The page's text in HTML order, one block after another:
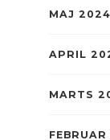
MAJ 2024
APRIL
MARTS